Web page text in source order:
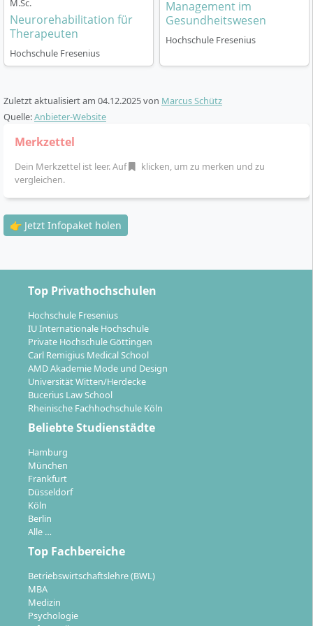
Organisation: berufsbegleitend, Präsenz an
ausgewählten Tagen (z. B. Wochenenden)
Praxiseinheiten: Hospitationspraktikum, Arbeiten
in interdisziplinären Teams
Studiensprache: Deutsch
Zur optimalen Studienorganisation profitierst du vom
Workshops zu Persönlichkeits- und
Karriereentwicklung sowie zahlreiche Networking-
Karrierechancen & Berufsmöglichkeiten:
Osteopathie?
Als Osteopathin oder Osteopath mit Masterabschluss
erschließt du dir vielfältige berufliche
Entwicklungspfade:
Führungsrollen in osteopathischen Praxen oder
interdisziplinären Therapiezentren
Spezialisierung und Expertenstatus (z. B.
Kinderosteopathie, Sportosteopathie)
Lehre und Ausbildung an (Fach-)Schulen,
Hochschulen oder Fortbildungsinstitutionen
Mitwirkung in der osteopathischen Forschung,
Entwicklung neuer Therapiekonzepte und
Publikation wissenschaftlicher Studien
Fachjournalismus und Redaktion im
Gesundheitsbereich (z. B. als Autorin oder Autor
für Gesundheitsmagazine, Verlage, Blogs)
M.Sc.
Neurorehabilitation für
Therapeuten
Hochschule Fresenius
Management im
Gesundheitswesen
Hochschule Fresenius
Zuletzt aktualisiert am 04.12.2025von Marcus Schütz
Quelle:Anbieter-Website
Merkzettel
Dein Merkzettel ist leer. Auf
klicken, um zu merken und zu
vergleichen.
👉 Jetzt Infopaket holen
Top Privathochschulen
Hochschule Fresenius
IU Internationale Hochschule
Private Hochschule Göttingen
Carl Remigius Medical School
AMD Akademie Mode und Design
Universität Witten/Herdecke
Bucerius Law School
Rheinische Fachhochschule Köln
Beliebte Studienstädte
Hamburg
München
Frankfurt
Düsseldorf
Köln
Berlin
Alle …
Top Fachbereiche
Betriebswirtschaftslehre (BWL)
MBA
Medizin
Psychologie